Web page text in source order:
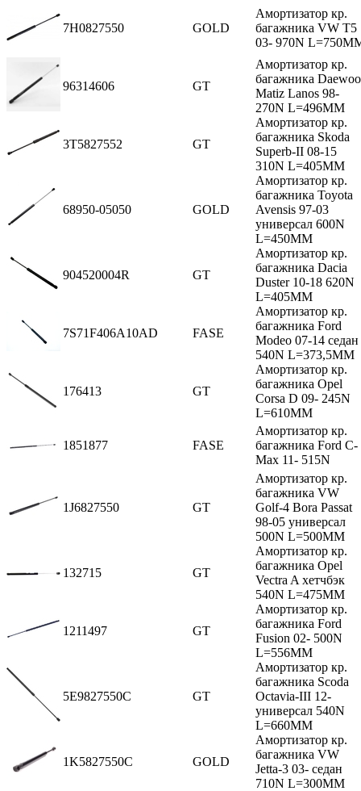
7H0827550 GOLD
Амортизатор кр.
багажника VW T5
03- 970N
96314606 GT
Амортизатор кр.
багажника Daewoo
Matiz Lanos 98-
270N L=496MM
3T5827552 GT
Амортизатор кр.
багажника Skoda
Superb-II 08-15
310N L=405MM
68950-05050 GOLD
Амортизатор кр.
багажника Toyota
Avensis 97-03
универсал 600N
L=450MM
904520004R GT
Амортизатор кр.
багажника Dacia
Duster 10-18 620N
L=405MM
7S71F406A10AD FASE
Амортизатор кр.
багажника Ford
Modeo 07-14 седан
540N L=373,5MM
176413 GT
Амортизатор кр.
багажника Opel
Corsa D 09- 245N
L=610MM
1851877 FASE
Амортизатор кр.
багажника Ford C-
Max 11- 515N
1J6827550 GT
Амортизатор кр.
багажника VW
Golf-4 Bora Passat
98-05 универсал
500N L=500MM
132715 GT
Амортизатор кр.
багажника Opel
Vectra A хетчбэк
540N L=475MM
1211497 GT
Амортизатор кр.
багажника Ford
Fusion 02- 500N
L=556MM
5E9827550C GT
Амортизатор кр.
багажника Scoda
Octavia-III 12-
универсал 540N
L=660MM
1K5827550C GOLD
Амортизатор кр.
багажника VW
Jetta-3 03- седан
710N L=300MM